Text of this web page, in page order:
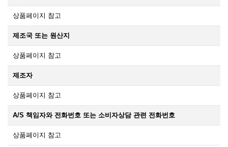
상품페이지 참고
제조국 또는 원산지
상품페이지 참고
제조자
상품페이지 참고
A/S 책임자와 전화번호 또는 소비자상담 관련 전화번호
상품페이지 참고